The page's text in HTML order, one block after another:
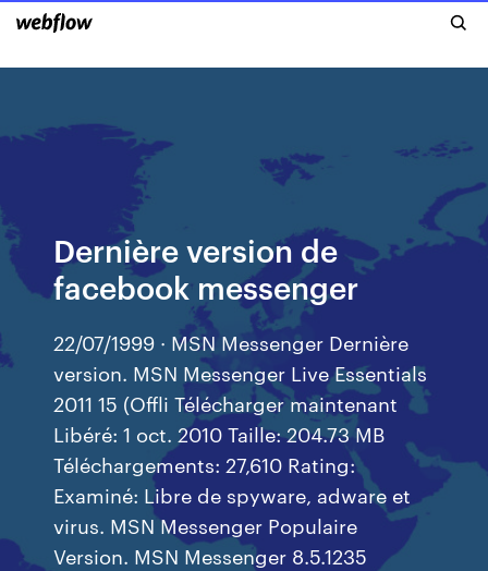
Dernière version de
facebook messenger
22/07/1999 · MSN Messenger Dernière
version. MSN Messenger Live Essentials
2011 15 (Offli Télécharger maintenant
Libéré: 1 oct. 2010 Taille: 204.73 MB
Téléchargements: 27,610 Rating:
Examiné: Libre de spyware, adware et
virus. MSN Messenger Populaire
Version. MSN Messenger 8.5.1235